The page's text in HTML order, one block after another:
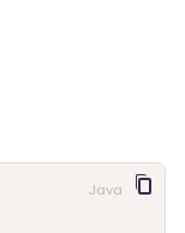
Java